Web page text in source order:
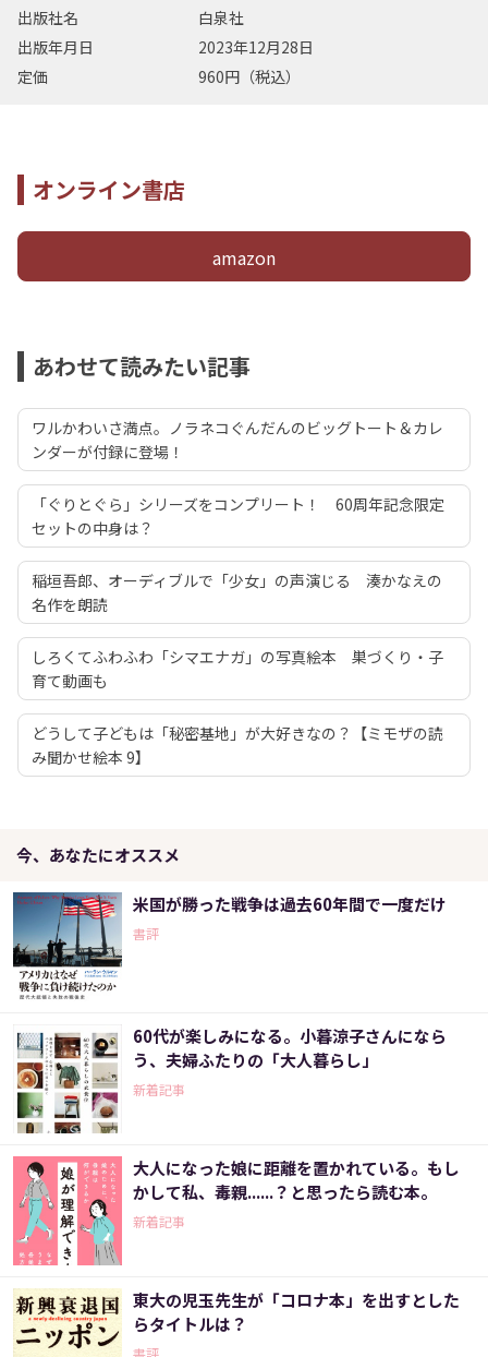
出版社名
白泉社
出版年月日
2023年12月28日
定価
960円（税込）
オンライン書店
amazon
あわせて読みたい記事
ワルかわいさ満点。ノラネコぐんだんのビッグトート＆カレ
ンダーが付録に登場！
「ぐりとぐら」シリーズをコンプリート！ 60周年記念限定
セットの中身は？
稲垣吾郎、オーディブルで「少女」の声演じる 湊かなえの
名作を朗読
しろくてふわふわ「シマエナガ」の写真絵本 巣づくり・子
育て動画も
どうして子どもは「秘密基地」が大好きなの？【ミモザの読
み聞かせ絵本 9】
今、あなたにオススメ
米国が勝った戦争は過去60年間で一度だけ
書評
60代が楽しみになる。小暮涼子さんになら
う、夫婦ふたりの「大人暮らし」
新着記事
大人になった娘に距離を置かれている。もし
かして私、毒親......？と思ったら読む本。
新着記事
東大の児玉先生が「コロナ本」を出すとした
らタイトルは？
書評